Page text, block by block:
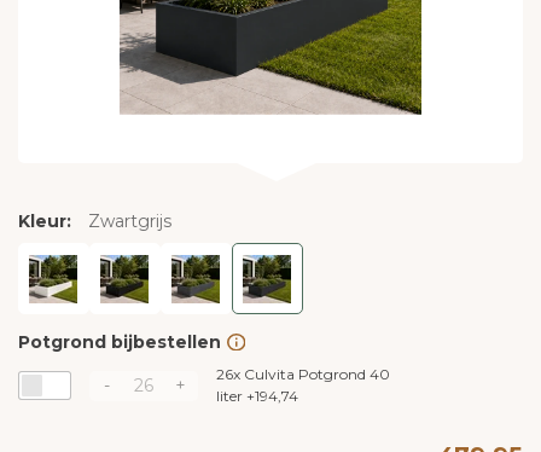
Kleur: Zwartgrijs
Potgrond bijbestellen
-
+ 26x Culvita Potgrond 40
liter +194,74